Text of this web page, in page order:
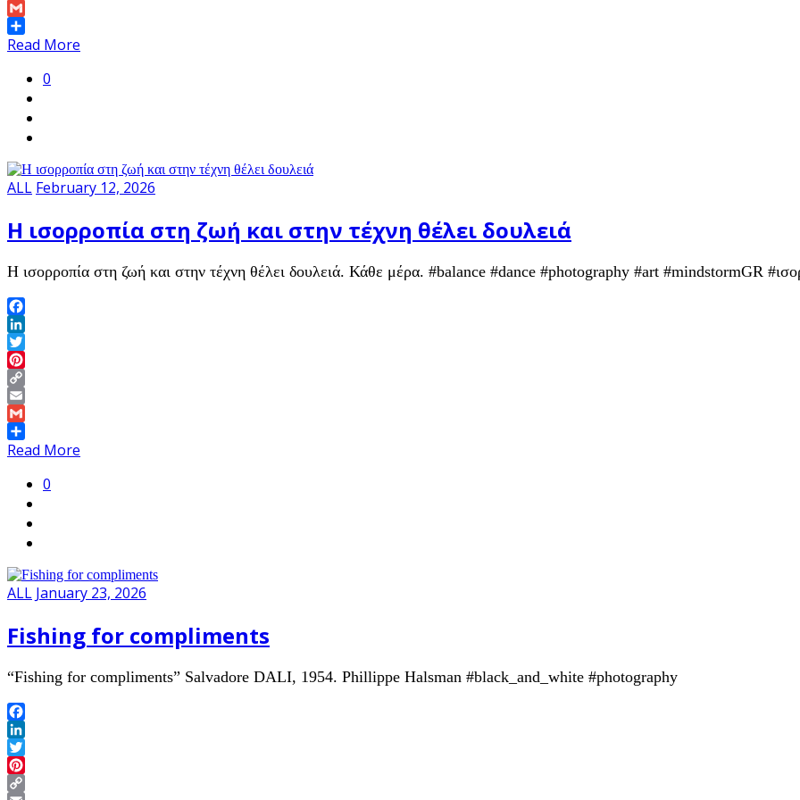
Link
Email
Gmail
Share
Read More
0
ALL February 12, 2026
Η ισορροπία στη ζωή και στην τέχνη θέλει δουλειά
Η ισορροπία στη ζωή και στην τέχνη θέλει δουλειά. Κάθε μέρα. #balance #dance #photography #art #mindstormGR
Facebook
LinkedIn
Twitter
Pinterest
Copy
Link
Email
Gmail
Share
Read More
0
ALL January 23, 2026
Fishing for compliments
“Fishing for compliments” Salvadore DALI, 1954. Phillippe Halsman #black_and_white #photography
Facebook
LinkedIn
Twitter
Pinterest